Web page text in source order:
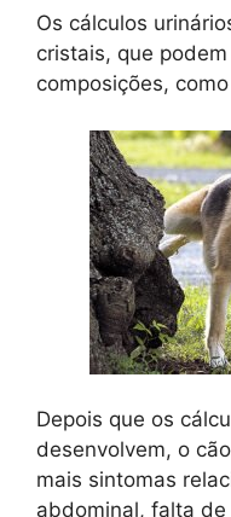
Os cálculos
cristais, que
composições,
Depois que os
desenvolvem, o
mais sintomas
abdominal, falta